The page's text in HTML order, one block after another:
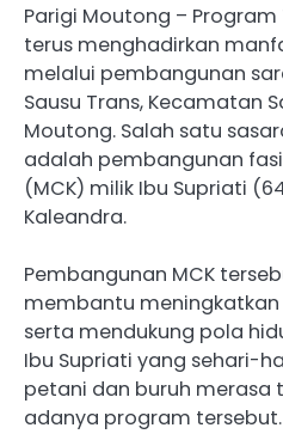
Parigi Moutong – Program
terus menghadirkan
melalui pembangunan
Sausu Trans, Kecamatan
Moutong. Salah satu
adalah pembangunan
(MCK) milik Ibu Supriati
Kaleandra.
Pembangunan MCK
membantu meningkatkan
serta mendukung pola
Ibu Supriati yang sehari-
petani dan buruh merasa
adanya program tersebut.